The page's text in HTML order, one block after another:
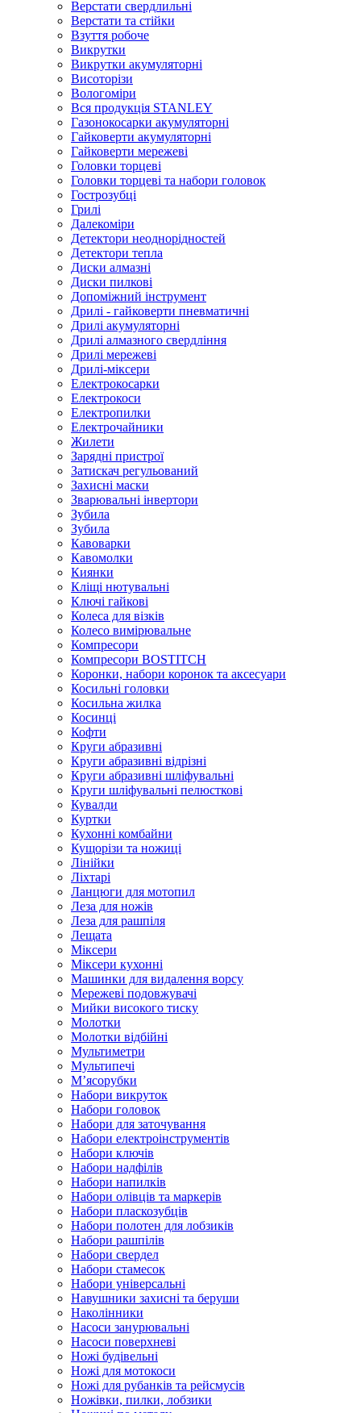
Верстати свердлильні
Верстати та стійки
Взуття робоче
Викрутки
Викрутки акумуляторні
Висоторізи
Вологоміри
Вся продукція STANLEY
Газонокосарки акумуляторні
Гайковерти акумуляторні
Гайковерти мережеві
Головки торцеві
Головки торцеві та набори головок
Гострозубці
Грилі
Далекоміри
Детектори неоднорідностей
Детектори тепла
Диски алмазні
Диски пилкові
Допоміжний інструмент
Дрилі - гайковерти пневматичні
Дрилі акумуляторні
Дрилі алмазного свердління
Дрилі мережеві
Дрилі-міксери
Електрокосарки
Електрокоси
Електропилки
Електрочайники
Жилети
Зарядні пристрої
Затискач регульований
Захисні маски
Зварювальні інвертори
Зубила
Зубила
Кавоварки
Кавомолки
Киянки
Кліщі нютувальні
Ключі гайкові
Колеса для візків
Колесо вимірювальне
Компресори
Компресори BOSTITCH
Коронки, набори коронок та аксесуари
Косильні головки
Косильна жилка
Косинці
Кофти
Круги абразивні
Круги абразивні відрізні
Круги абразивні шліфувальні
Круги шліфувальні пелюсткові
Кувалди
Куртки
Кухонні комбайни
Кущорізи та ножиці
Лінійки
Ліхтарі
Ланцюги для мотопил
Леза для ножів
Леза для рашпіля
Лещата
Міксери
Міксери кухонні
Машинки для видалення ворсу
Мережеві подовжувачі
Мийки високого тиску
Молотки
Молотки відбійні
Мультиметри
Мультипечі
М’ясорубки
Набори викруток
Набори головок
Набори для заточування
Набори електроінструментів
Набори ключів
Набори надфілів
Набори напилків
Набори олівців та маркерів
Набори пласкозубців
Набори полотен для лобзиків
Набори рашпілів
Набори свердел
Набори стамесок
Набори універсальні
Навушники захисні та беруши
Наколінники
Насоси занурювальні
Насоси поверхневі
Ножі будівельні
Ножі для мотокоси
Ножі для рубанків та рейсмусів
Ножівки, пилки, лобзики